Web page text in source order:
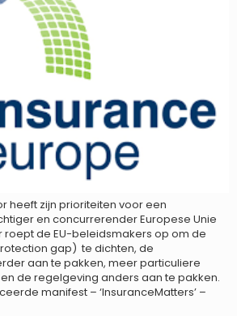
heeft zijn prioriteiten voor een
en concurrerender Europese Unie
roept de EU-beleidsmakers op om de
gap) te dichten, de
aan te pakken, meer particuliere
de regelgeving anders aan te pakken.
manifest – ‘InsuranceMatters’ –